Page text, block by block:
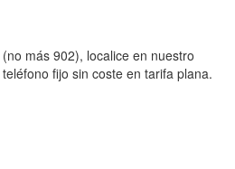
más 902), localice en nuestro
fijo sin coste en tarifa plana.